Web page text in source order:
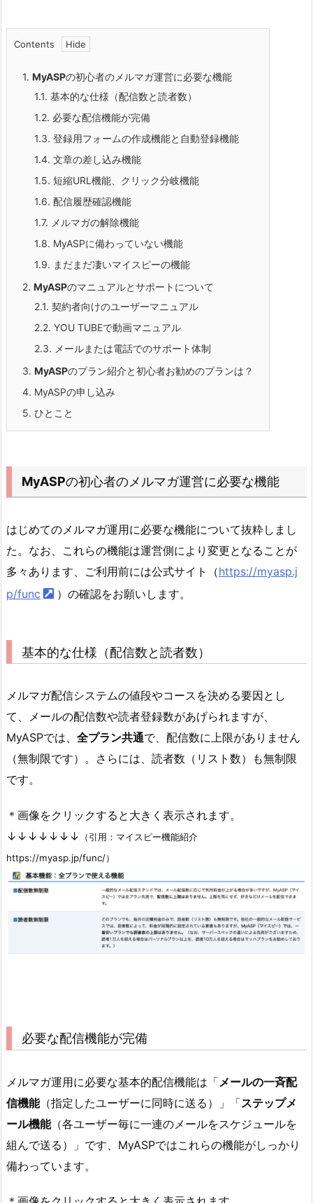
Contents
1. MyASPの初心者のメルマガ運営に必要な機能
1.1. 基本的な仕様（配信数と読者数）
1.2. 必要な配信機能が完備
1.3. 登録用フォームの作成機能と自動登録機能
1.4. 文章の差し込み機能
1.5. 短縮URL機能、クリック分岐機能
1.6. 配信履歴確認機能
1.7. メルマガの解除機能
1.8. MyASPに備わっていない機能
1.9. まだまだ凄いマイスピーの機能
2. MyASPのマニュアルとサポートについて
2.1. 契約者向けのユーザーマニュアル
2.2. YOU TUBEで動画マニュアル
2.3. メールまたは電話でのサポート体制
3. MyASPのプラン紹介と初心者お勧めのプランは？
4. MyASPの申し込み
5. ひとこと
MyASPの初心者のメルマガ運営に必要な機能
はじめてのメルマガ運用に必要な機能について抜粋しまし
た。なお、これらの機能は運営側により変更となることが
多々あります、ご利用前には公式サイト（https://myasp.j
p/func
）の確認をお願いします。
基本的な仕様（配信数と読者数）
メルマガ配信システムの値段やコースを決める要因とし
て、メールの配信数や読者登録数があげられますが、
MyASPでは、 全プラン共通で、 配信数に上限がありません
（無制限です）。さらには、読者数（リスト数）も無制限
です。
＊画像をクリックすると大きく表示されます。
↓↓↓↓↓↓↓
（引用：マイスピー機能紹介
https://myasp.jp/func/）
必要な配信機能が完備
メルマガ運用に必要な基本的配信機能は「 メールの一斉配
信機能（指定したユーザーに同時に送る）」「ステップメ
ール機能（各ユーザー毎に一連のメールをスケジュールを
組んで送る）」です、MyASPではこれらの機能がしっかり
備わっています。